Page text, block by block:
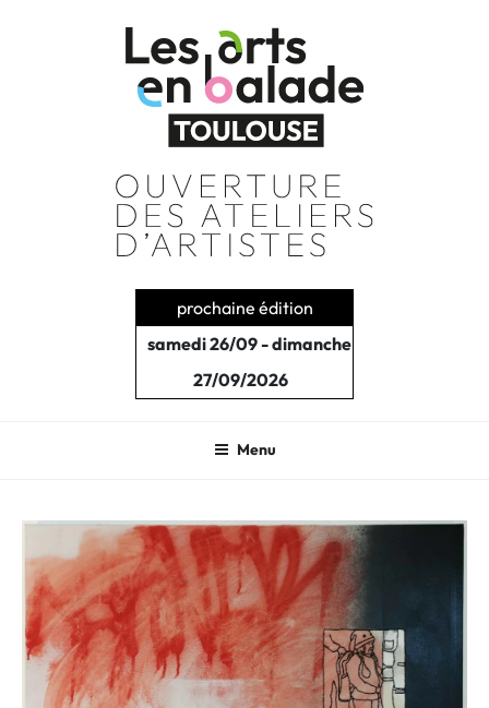
prochaine édition
samedi 26/09 - dimanche
27/09/2026
Menu